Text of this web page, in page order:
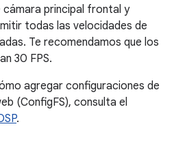
principal frontal y
todas las velocidades de
Te recomendamos que los
30 FPS.
agregar configuraciones de
(ConfigFS), consulta el
.